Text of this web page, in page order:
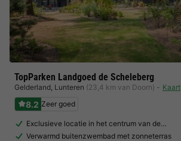
TopParken Landgoed de Scheleberg
Gelderland, Lunteren (23,4 km van Doorn) Kaart
8.2 Zeer goed
Exclusieve locatie in het centrum van de…
Verwarmd buitenzwembad met zonneterras